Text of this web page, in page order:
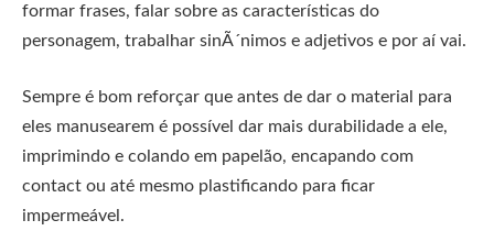
formar frases, falar sobre as características do
personagem, trabalhar sinÃ´nimos e adjetivos e por aí vai.
Sempre é bom reforçar que antes de dar o material para
eles manusearem é possível dar mais durabilidade a ele,
imprimindo e colando em papelão, encapando com
contact ou até mesmo plastificando para ficar
impermeável.